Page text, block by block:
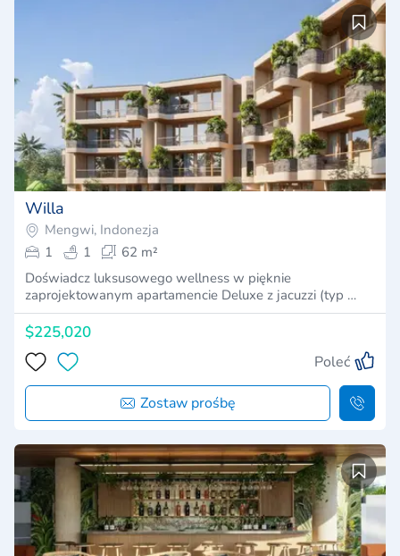
Willa
Mengwi, Indonezja
1
1
62 m²
Doświadcz luksusowego wellness w pięknie
zaprojektowanym apartamencie Deluxe z jacuzzi (typ …
$225,020
Poleć
Zostaw prośbę